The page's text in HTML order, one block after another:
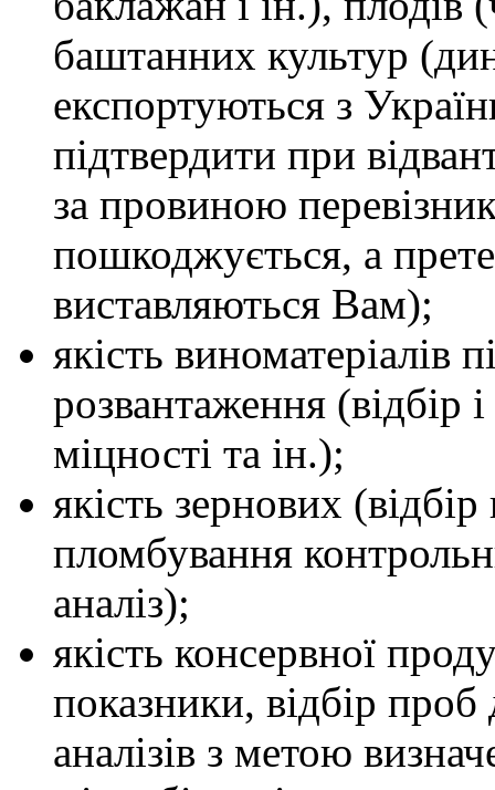
баштанних культур
експортуються з
підтвердити при
за провиною
пошкоджується, а
виставляються Вам);
якість виноматеріалів
розвантаження (відбір
міцності та ін.);
якість зернових
пломбування
аналіз);
якість консервної
показники, відбір
аналізів з метою